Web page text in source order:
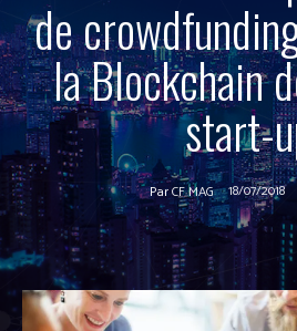
de
la Blockchain
start-
ParCF MAG 18/07/2018